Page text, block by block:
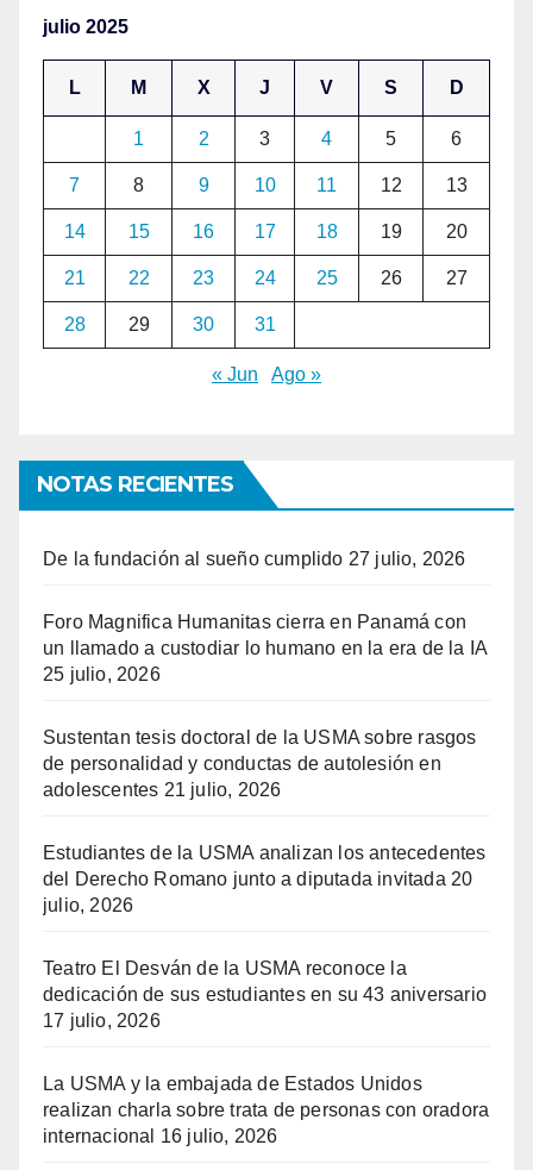
julio 2025
L M X J V S D
1 2 3 4 5 6
7 8 9 10 11 12 13
14 15 16 17 18 19 20
21 22 23 24 25 26 27
28 29 30 31
« Jun Ago »
NOTAS RECIENTES
De la fundación al sueño cumplido 27 julio, 2026
Foro Magnifica Humanitas cierra en Panamá con
un llamado a custodiar lo humano en la era de la IA
25 julio, 2026
Sustentan tesis doctoral de la USMA sobre rasgos
de personalidad y conductas de autolesión en
adolescentes 21 julio, 2026
Estudiantes de la USMA analizan los antecedentes
del Derecho Romano junto a diputada invitada 20
julio, 2026
Teatro El Desván de la USMA reconoce la
dedicación de sus estudiantes en su 43 aniversario
17 julio, 2026
La USMA y la embajada de Estados Unidos
realizan charla sobre trata de personas con oradora
internacional
16 julio, 2026